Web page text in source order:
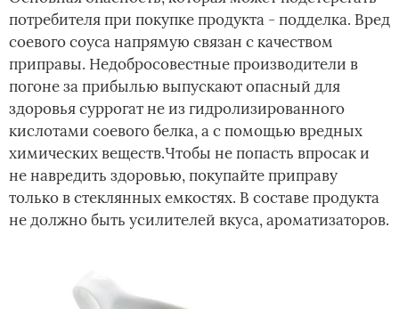
потребителя при покупке продукта - подделка. Вред
соевого соуса напрямую связан с качеством
приправы. Недобросовестные производители в
погоне за прибылью выпускают опасный для
здоровья суррогат не из гидролизированного
кислотами соевого белка, а с помощью вредных
химических веществ.Чтобы не попасть впросак и
не навредить здоровью, покупайте приправу
только в стеклянных емкостях. В составе продукта
не должно быть усилителей вкуса, ароматизаторов.